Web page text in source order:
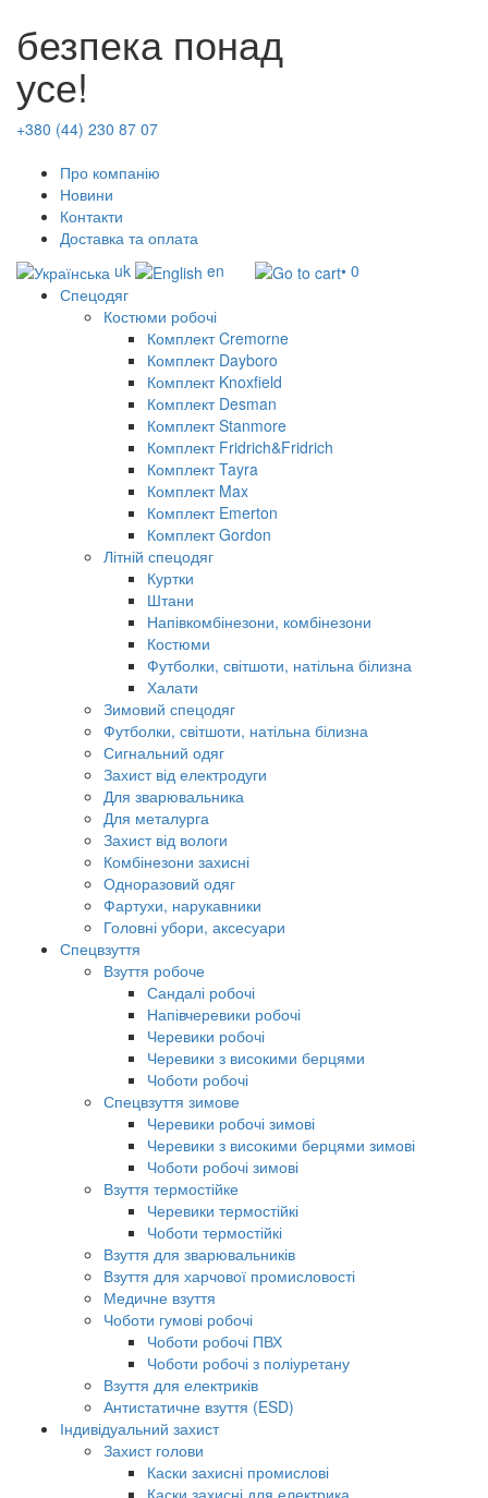
безпека понад
усе!
+380 (44) 230 87 07
Про компанію
Новини
Контакти
Доставка та оплата
uk
en
• 0
Спецодяг
Костюми робочі
Комплект Cremorne
Комплект Dayboro
Комплект Knoxfield
Комплект Desman
Комплект Stanmore
Комплект Fridrich&Fridrich
Комплект Tayra
Комплект Max
Комплект Emerton
Комплект Gordon
Літній спецодяг
Куртки
Штани
Напівкомбінезони, комбінезони
Костюми
Футболки, світшоти, натільна білизна
Халати
Зимовий спецодяг
Футболки, світшоти, натільна білизна
Сигнальний одяг
Захист від електродуги
Для зварювальника
Для металурга
Захист від вологи
Комбінезони захисні
Одноразовий одяг
Фартухи, нарукавники
Головні убори, аксесуари
Спецвзуття
Взуття робоче
Сандалі робочі
Напівчеревики робочі
Черевики робочі
Черевики з високими берцями
Чоботи робочі
Спецвзуття зимове
Черевики робочі зимові
Черевики з високими берцями зимові
Чоботи робочі зимові
Взуття термостійке
Черевики термостійкі
Чоботи термостійкі
Взуття для зварювальників
Взуття для харчової промисловості
Медичне взуття
Чоботи гумові робочі
Чоботи робочі ПВХ
Чоботи робочі з поліуретану
Взуття для електриків
Антистатичне взуття (ESD)
Індивідуальний захист
Захист голови
Каски захисні промислові